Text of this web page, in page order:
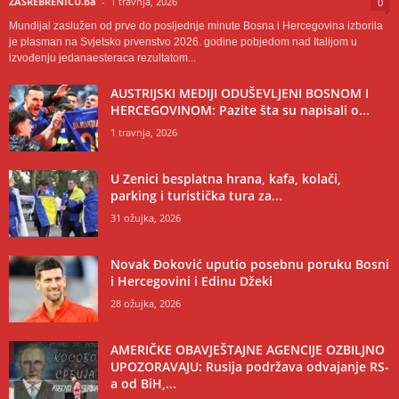
Mundijal zaslužen od prve do posljednje minute Bosna i Hercegovina izborila
je plasman na Svjetsko prvenstvo 2026. godine pobjedom nad Italijom u
izvođenju jedanaesteraca rezultatom...
AUSTRIJSKI MEDIJI ODUŠEVLJENI BOSNOM I
HERCEGOVINOM: Pazite šta su napisali o...
1 travnja, 2026
U Zenici besplatna hrana, kafa, kolači,
parking i turistička tura za...
31 ožujka, 2026
Novak Đoković uputio posebnu poruku Bosni
i Hercegovini i Edinu Džeki
28 ožujka, 2026
AMERIČKE OBAVJEŠTAJNE AGENCIJE OZBILJNO
UPOZORAVAJU: Rusija podržava odvajanje RS-
a od BiH,...